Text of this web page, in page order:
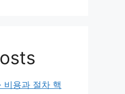
비용과 절차 핵